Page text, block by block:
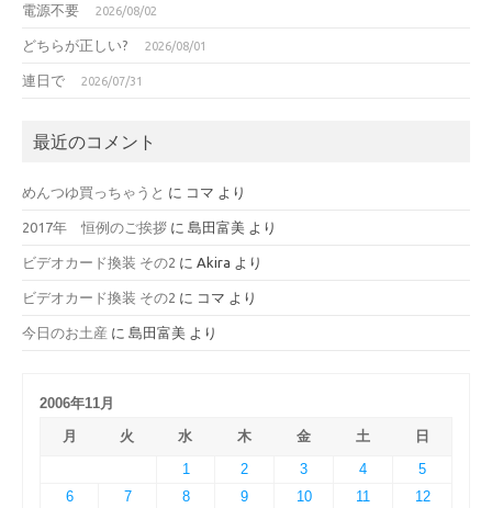
電源不要 2026/08/02
どちらが正しい? 2026/08/01
連日で 2026/07/31
最近のコメント
めんつゆ買っちゃうと に コマ より
2017年 恒例のご挨拶 に 島田富美 より
ビデオカード換装 その2 に Akira より
ビデオカード換装 その2 に コマ より
今日のお土産 に 島田富美 より
2006年11月
月
火 水 木 金 土
日
1
2 3 4
5
6
7 8 9 10 11
12